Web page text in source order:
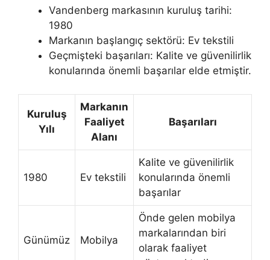
Vandenberg markasının kuruluş tarihi:
1980
Markanın başlangıç sektörü: Ev tekstili
Geçmişteki başarıları: Kalite ve güvenilirlik
konularında önemli başarılar elde etmiştir.
Kuruluş
Yılı
Markanın
Faaliyet
Alanı
Başarıları
1980 Ev tekstili
Kalite ve güvenilirlik
konularında önemli
başarılar
Günümüz Mobilya
Önde gelen mobilya
markalarından biri
olarak faaliyet